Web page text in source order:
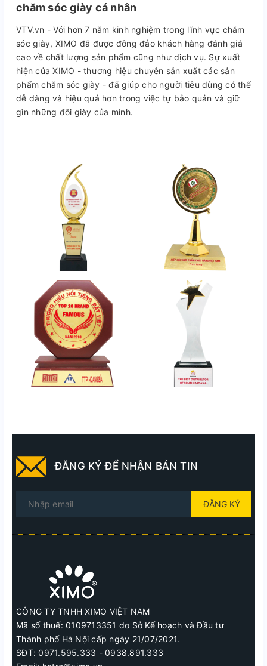
chăm sóc giày cá nhân
VTV.vn - Với hơn 7 năm kinh nghiệm trong lĩnh vực chăm
sóc giày, XIMO đã được đông đảo khách hàng đánh giá
cao về chất lượng sản phẩm cũng như dịch vụ. Sự xuất
hiện của XIMO - thương hiệu chuyên sản xuất các sản
phẩm chăm sóc giày - đã giúp cho người tiêu dùng có thể
dễ dàng và hiệu quả hơn trong việc tự bảo quản và giữ
gìn những đôi giày của mình.
ĐĂNG KÝ ĐỂ NHẬN BẢN TIN
ĐĂNG KÝ
CÔNG TY TNHH XIMO VIỆT NAM
Mã số thuế: 0109713351 do Sở Kế hoạch và Đầu tư
Thành phố Hà Nội cấp ngày 21/07/2021.
SĐT: 0971.595.333 - 0938.891.333